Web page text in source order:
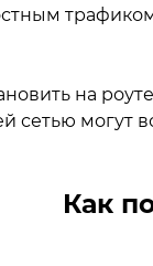
на
сетью могут
Как